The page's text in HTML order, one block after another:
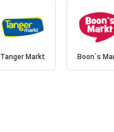
Tanger Markt Boon`s